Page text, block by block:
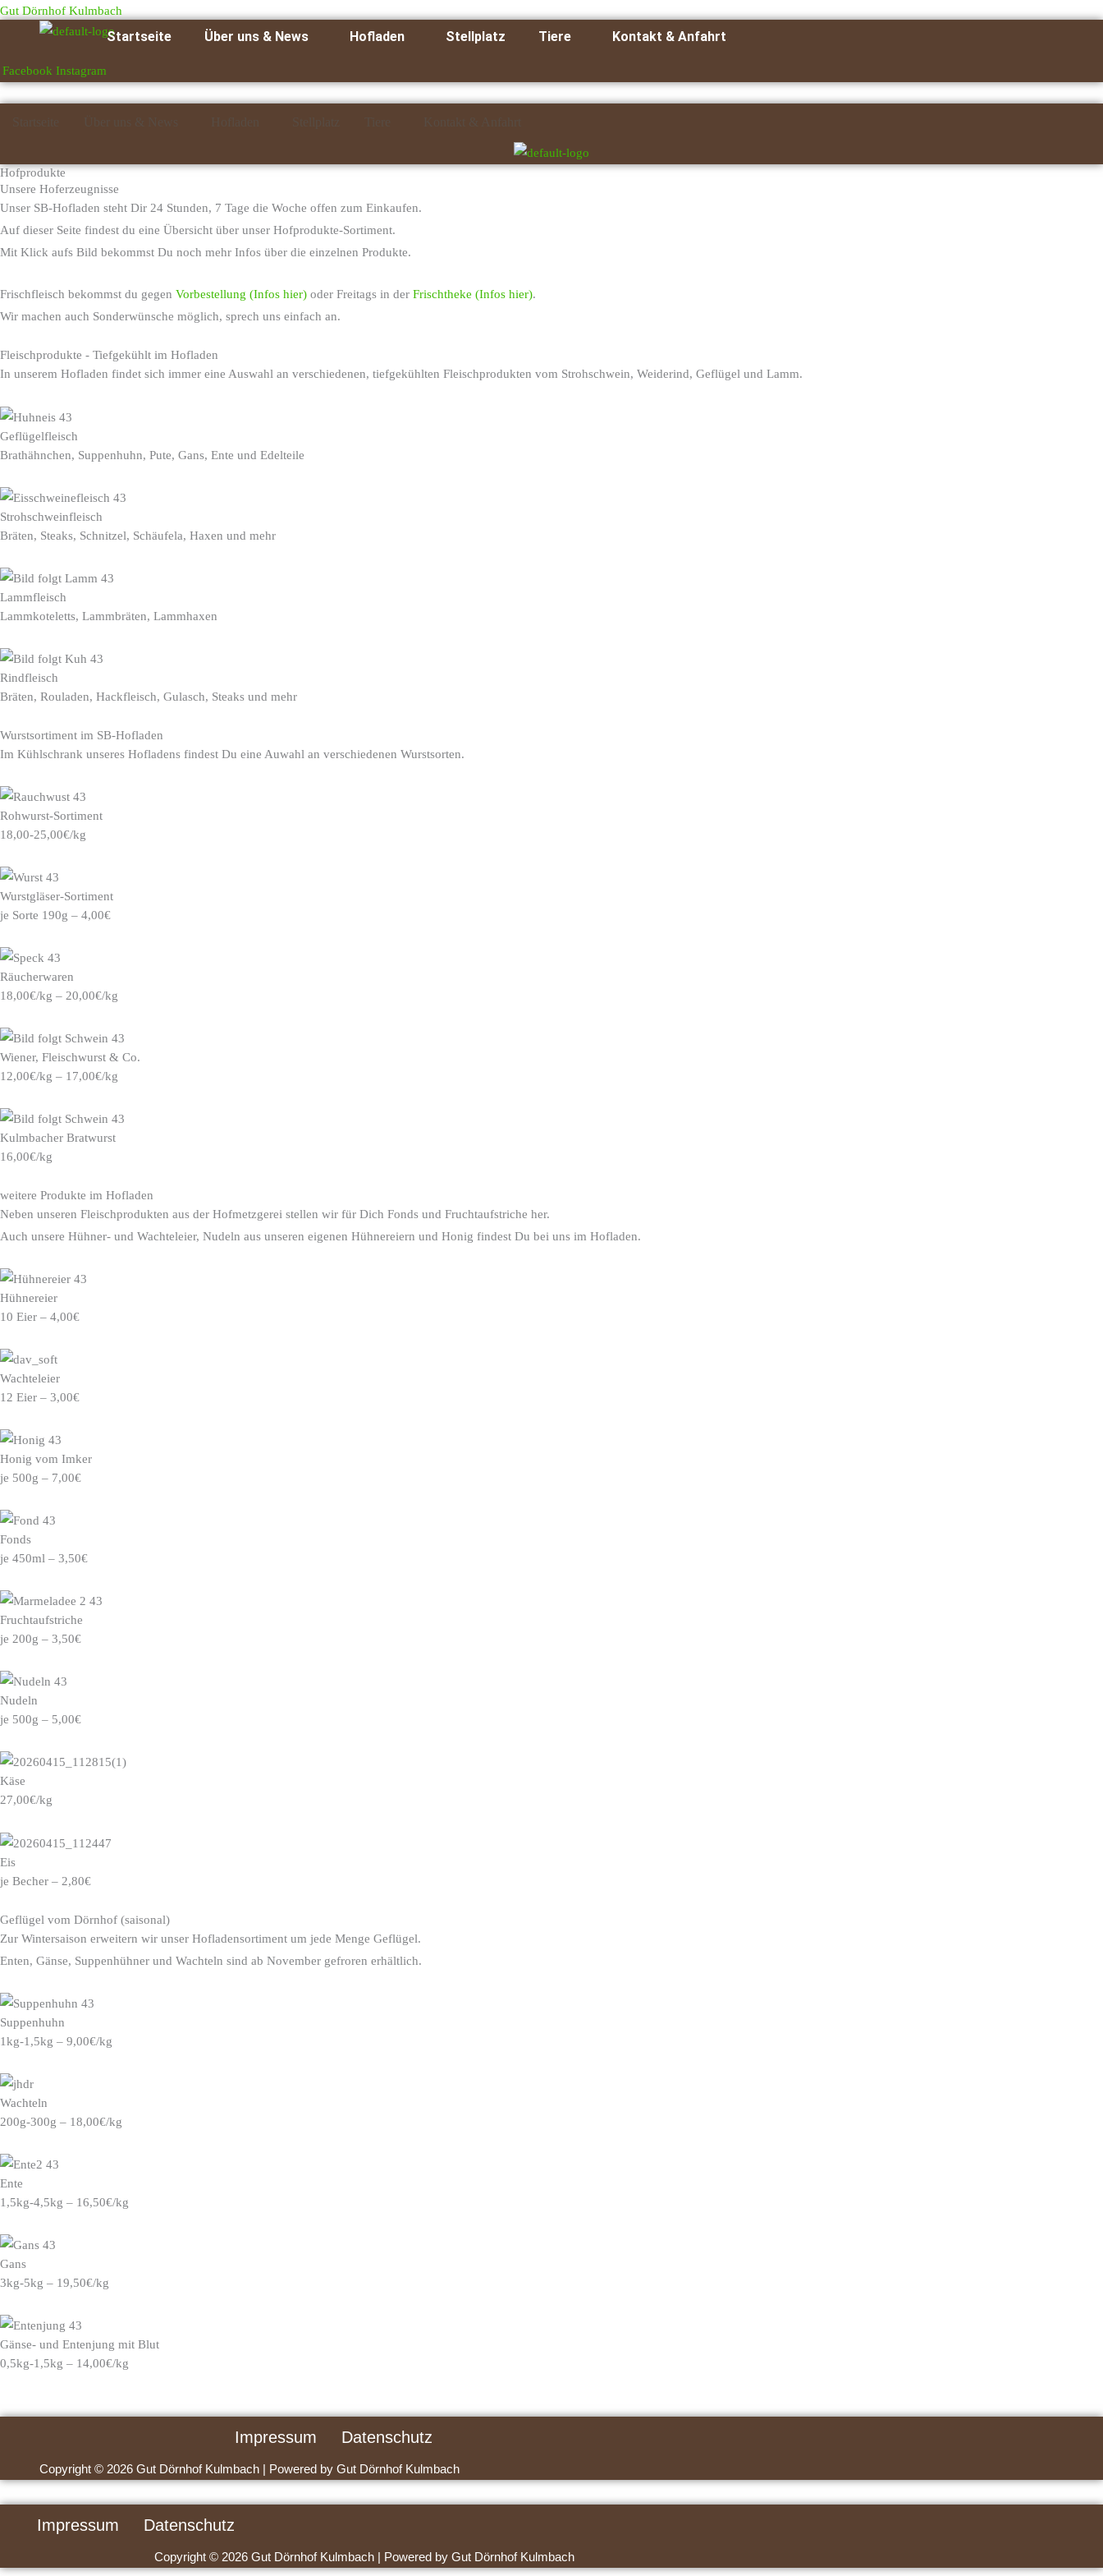
Zum
Gut Dörnhof Kulmbach
Startseite Über uns & News Hofladen Stellplatz Tiere Kontakt & Anfahrt
Facebook Instagram
Hofprodukte
Unsere Hoferzeugnisse
Unser SB-Hofladen steht Dir 24 Stunden, 7 Tage die Woche offen zum Einkaufen.
Auf dieser Seite findest du eine Übersicht über unser Hofprodukte-Sortiment.
Mit Klick aufs Bild bekommst Du noch mehr Infos über die einzelnen Produkte.
Frischfleisch bekommst du gegen Vorbestellung (Infos hier) oder Freitags in der Frischtheke (Infos hier).
Wir machen auch Sonderwünsche möglich, sprech uns einfach an.
Fleischprodukte - Tiefgekühlt im Hofladen
In unserem Hofladen findet sich immer eine Auswahl an verschiedenen, tiefgekühlten Fleischprodukten vom Strohschwein, Weiderind, Geflügel und Lamm.
Geflügelfleisch
Brathähnchen, Suppenhuhn, Pute, Gans, Ente und Edelteile
Strohschweinfleisch
Bräten, Steaks, Schnitzel, Schäufela, Haxen und mehr
Lammfleisch
Lammkoteletts, Lammbräten, Lammhaxen
Rindfleisch
Bräten, Rouladen, Hackfleisch, Gulasch, Steaks und mehr
Wurstsortiment im SB-Hofladen
Im Kühlschrank unseres Hofladens findest Du eine Auwahl an verschiedenen Wurstsorten.
Rohwurst-Sortiment
18,00-25,00€/kg
Wurstgläser-Sortiment
je Sorte 190g – 4,00€
Räucherwaren
18,00€/kg – 20,00€/kg
Wiener, Fleischwurst & Co.
12,00€/kg – 17,00€/kg
Kulmbacher Bratwurst
16,00€/kg
weitere Produkte im Hofladen
Neben unseren Fleischprodukten aus der Hofmetzgerei stellen wir für Dich Fonds und Fruchtaufstriche her.
Auch unsere Hühner- und Wachteleier, Nudeln aus unseren eigenen Hühnereiern und Honig findest Du bei uns im Hofladen.
Hühnereier
10 Eier – 4,00€
Wachteleier
12 Eier – 3,00€
Honig vom Imker
je 500g – 7,00€
Fonds
je 450ml – 3,50€
Fruchtaufstriche
je 200g – 3,50€
Nudeln
je 500g – 5,00€
Käse
27,00€/kg
Eis
je Becher – 2,80€
Geflügel vom Dörnhof (saisonal)
Zur Wintersaison erweitern wir unser Hofladensortiment um jede Menge Geflügel.
Enten, Gänse, Suppenhühner und Wachteln sind ab November gefroren erhältlich.
Suppenhuhn
1kg-1,5kg – 9,00€/kg
Wachteln
200g-300g – 18,00€/kg
Ente
1,5kg-4,5kg – 16,50€/kg
Gans
3kg-5kg – 19,50€/kg
Gänse- und Entenjung mit Blut
0,5kg-1,5kg – 14,00€/kg
Impressum Datenschutz
Copyright © 2026 Gut Dörnhof Kulmbach | Powered by Gut Dörnhof Kulmbach
Impressum Datenschutz
Copyright © 2026 Gut Dörnhof Kulmbach | Powered by Gut Dörnhof Kulmbach